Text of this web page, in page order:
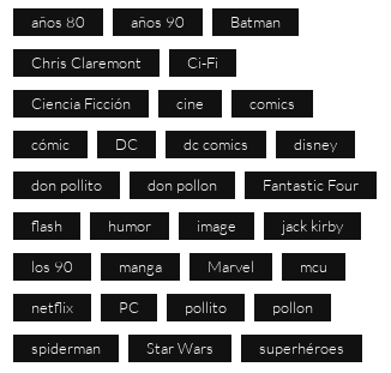
años 80 años 90 Batman
Chris Claremont Ci-Fi
Ciencia Ficción cine comics
cómic DC dc comics disney
don pollito don pollon Fantastic Four
flash humor image jack kirby
los 90 manga Marvel mcu
netflix PC pollito pollon
spiderman Star Wars superhéroes